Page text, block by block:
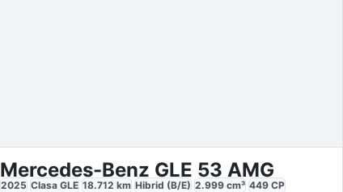
Mercedes-Benz GLE 53 AMG
2025 Clasa GLE 18.712 km Hibrid (B/E) 2.999cm³ 449CP